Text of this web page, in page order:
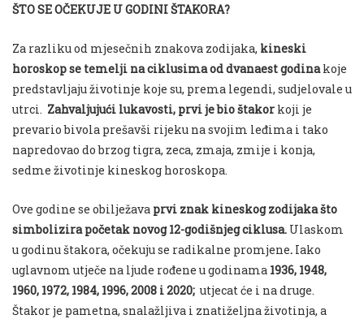
ŠTO SE OČEKUJE U GODINI ŠTAKORA?
Za razliku od mjesečnih znakova zodijaka, kineski
horoskop se temelji na ciklusima od dvanaest godinakoje
predstavljaju životinje koje su, prema legendi, sudjelovale u
utrci. Zahvaljujući lukavosti, prvi je bio štakor koji je
prevario bivola prešavši rijeku na svojim leđima i tako
napredovao do brzog tigra, zeca, zmaja, zmije i konja,
sedme životinje kineskog horoskopa.
Ove godine se obilježava prvi znak kineskog zodijaka što
simbolizira početak novog 12-godišnjeg ciklusa. Ulaskom
u godinu štakora, očekuju se radikalne promjene. Iako
uglavnom utječe na ljude rođene u godinama 1936, 1948,
1960, 1972, 1984, 1996, 2008 i 2020; utjecat će i na druge.
Štakor je pametna, snalažljiva i znatiželjna životinja, a